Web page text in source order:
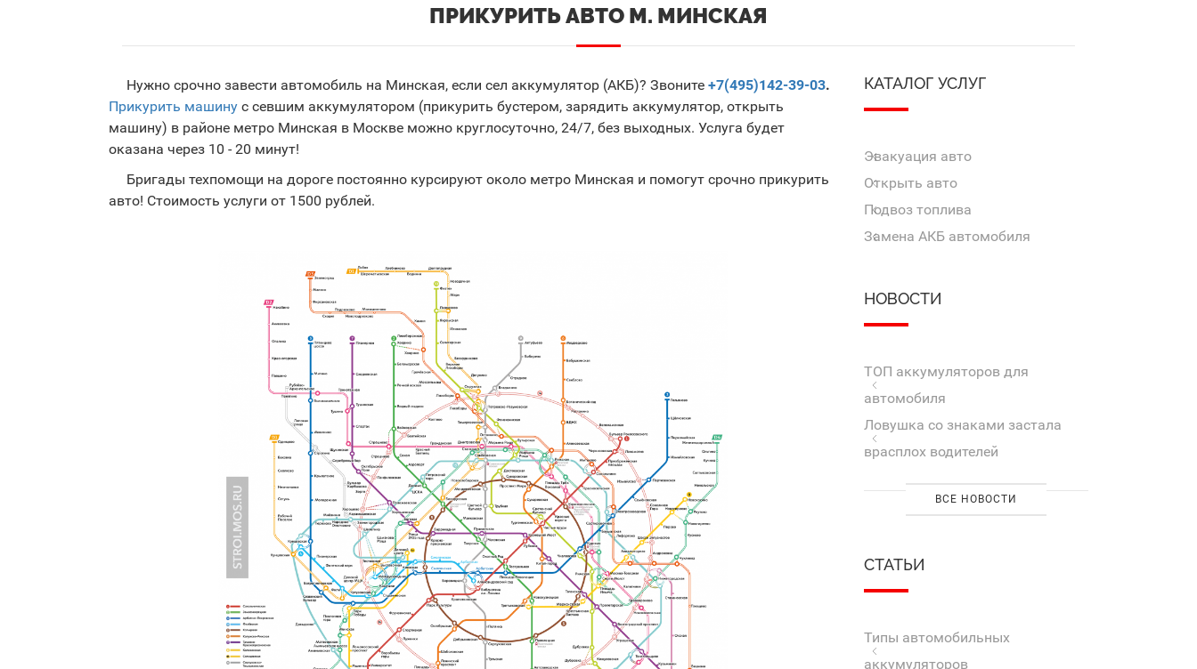
ПРИКУРИТЬ АВТО М. МИНСКАЯ
Нужно срочно завести автомобиль на Минская, если сел аккумулятор (АКБ)? Звоните +7(495)142-39-03.
Прикурить машину с севшим аккумулятором (прикурить бустером, зарядить аккумулятор, открыть
машину) в районе метро Минская в Москве можно круглосуточно, 24/7, без выходных. Услуга будет
оказана через 10 - 20 минут!
Бригады техпомощи на дороге постоянно курсируют около метро Минская и помогут срочно прикурить
авто! Стоимость услуги от 1500 рублей.
КАТАЛОГ УСЛУГ
Эвакуация авто
Открыть авто
Подвоз топлива
Замена АКБ автомобиля
НОВОСТИ
ТОП аккумуляторов для
автомобиля
Ловушка со знаками застала
врасплох водителей
ВСЕ НОВОСТИ
СТАТЬИ
Типы автомобильных
аккумуляторов